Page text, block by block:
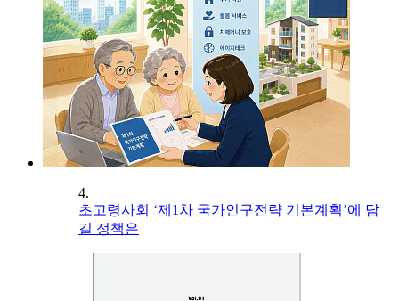
4.
초고령사회 ‘제1차 국가인구전략 기본계획’에 담
길 정책은